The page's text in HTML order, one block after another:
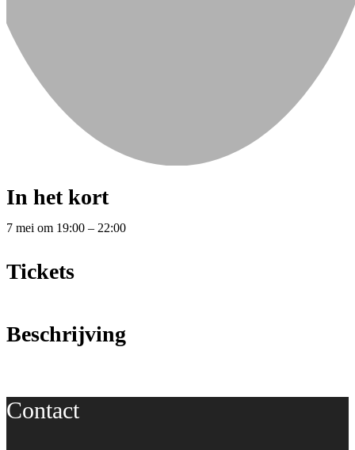
In het kort
7 mei om 19:00 – 22:00
Tickets
Beschrijving
Contact